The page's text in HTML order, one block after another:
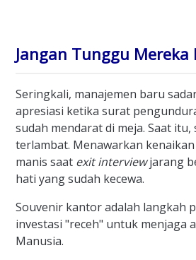
Jangan Tunggu Mereka
Seringkali, manajemen baru
apresiasi ketika surat
sudah mendarat di meja. Saat itu,
terlambat. Menawarkan
manis saat exit interviewjarang
hati yang sudah kecewa.
Souvenir kantor adalah langkah
investasi "receh" untuk menjaga
Manusia.